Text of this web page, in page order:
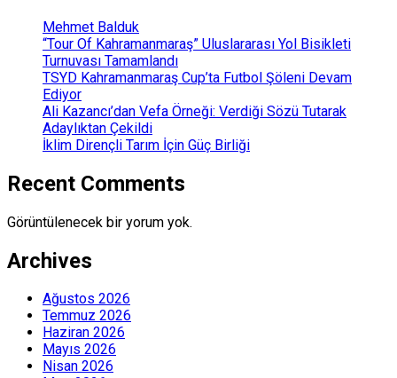
Mehmet Balduk
“Tour Of Kahramanmaraş” Uluslararası Yol Bisikleti
Turnuvası Tamamlandı
TSYD Kahramanmaraş Cup’ta Futbol Şöleni Devam
Ediyor
Ali Kazancı’dan Vefa Örneği: Verdiği Sözü Tutarak
Adaylıktan Çekildi
İklim Dirençli Tarım İçin Güç Birliği
Recent Comments
Görüntülenecek bir yorum yok.
Archives
Ağustos 2026
Temmuz 2026
Haziran 2026
Mayıs 2026
Nisan 2026